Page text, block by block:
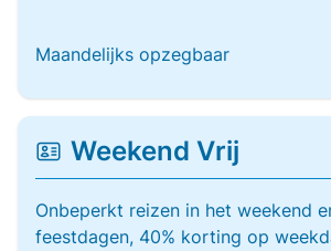
Maandelijks opzegbaar
Weekend Vrij
Onbeperkt reizen in het weekend
feestdagen, 40% korting op